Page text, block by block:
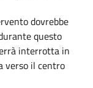
dovrebbe
questo
interrotta in
verso il centro